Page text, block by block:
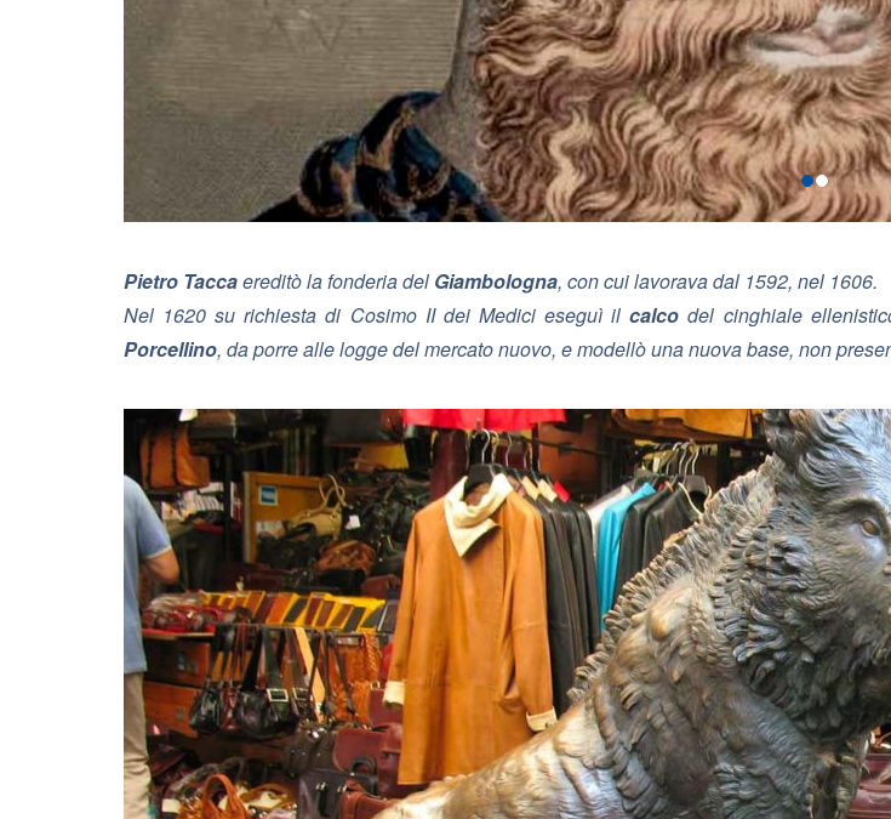
Pietro Taccaereditò la fonderia del Giambologna, con cui lavorava dal 1592, nel 1606.
Nel 1620 su richiesta di Cosimo II dei Medici eseguì ilcalco del cinghiale
Porcellino, da porre alle logge del mercato nuovo, e modellò una nuova base, non